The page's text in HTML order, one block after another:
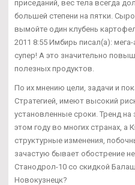
приседаний, вес тела всегда
большей степени на пятки.
вымойте один клубень
2011 8:55 Имбирь писал(а):
супер! А это значительно
полезных продуктов.
По их мнению цели, задачи и
Стратегией, имеют высокий
установленные сроки. Тренд
этом году во многих странах, а
структурные изменения,
зачастую бывает обострение
Станодрол-10 со скидкой
Новокузнецк?